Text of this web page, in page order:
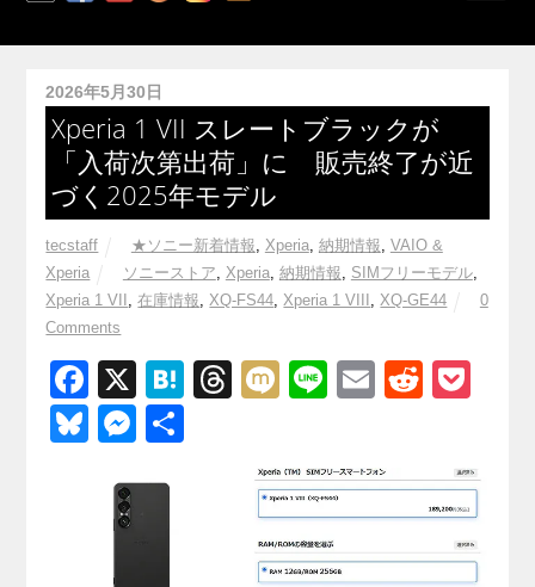
2026年5月30日
Xperia 1 VII スレートブラックが
「入荷次第出荷」に 販売終了が近
づく2025年モデル
tecstaff ★ソニー新着情報, Xperia, 納期情報, VAIO &
Xperia
ソニーストア, Xperia, 納期情報, SIMフリーモデル,
Xperia 1 VII ,在庫情報,XQ-FS44,Xperia 1 VIII ,XQ-GE44
0
Comments
F
a
c
X
H
T
M
Li
E
R
di
t
et
Bl
sk
M
ss